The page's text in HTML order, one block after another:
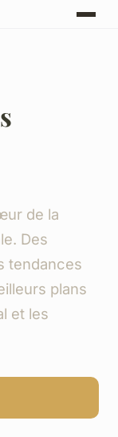
de la
Des
tendances
plans
et les